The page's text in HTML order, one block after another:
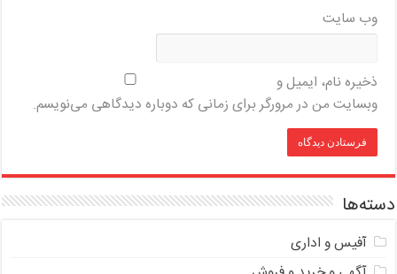
وب‌ سایت
ذخیره نام، ایمیل و
وبسایت من در مرورگر برای زمانی که دوباره دیدگاهی می‌نویسم.
دسته‌ها
آفیس و اداری